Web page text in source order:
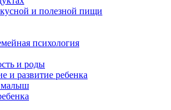
и полезной пищи
психология
и роды
и развитие ребенка
малыш